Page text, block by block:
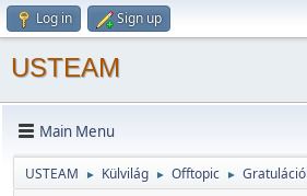
Log in Sign up
USTEAM
Main Menu
USTEAM ► Külvilág ► Offtopic ►